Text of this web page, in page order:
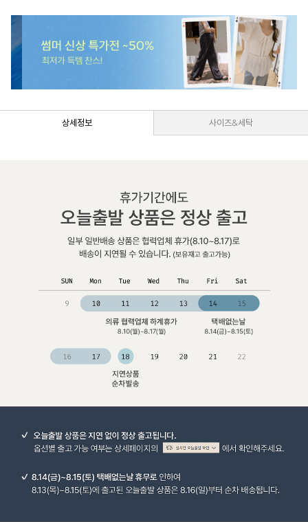
상세정보 사이즈&세탁